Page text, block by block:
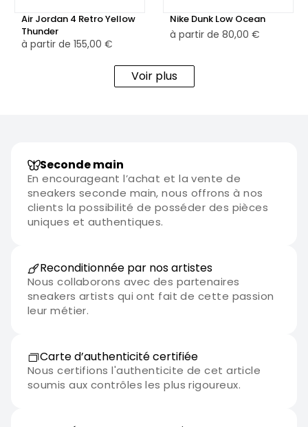
Air Jordan 4 Retro Yellow
Thunder
à partir de 155,00 €
Nike Dunk Low Ocean
à partir de 80,00 €
Voir plus
Seconde main
En encourageant l’achat et la vente de
sneakers seconde main, nous offrons à nos
clients la possibilité de posséder des pièces
uniques et authentiques.
Reconditionnée par nos artistes
Nous collaborons avec des partenaires
sneakers artists qui ont fait de cette passion
leur métier.
Carte d’authenticité certifiée
Nous certifions l'authenticite de cet article
soumis aux contrôles les plus rigoureux.